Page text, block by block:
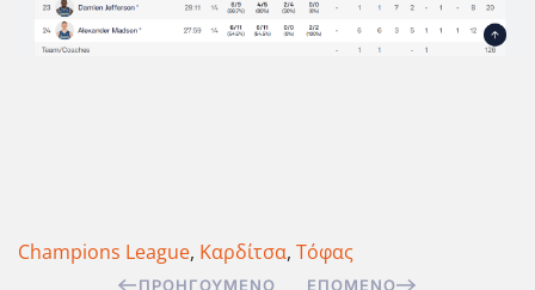
Champions League, Καρδίτσα, Τόφας
ΠΡΟΗΓΟΎΜΕΝΟ ΕΠΌΜΕΝΟ